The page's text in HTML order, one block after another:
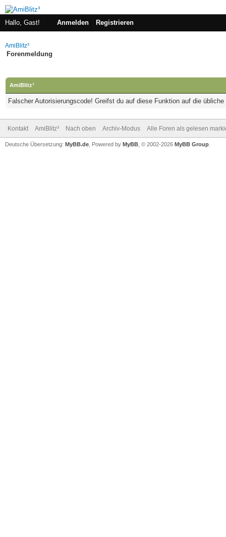
Hallo, Gast! Anmelden Registrieren
AmiBlitz³
Forenmeldung
AmiBlitz³
Falscher Autorisierungscode! Greifst du auf diese Funktion auf die
Kontakt AmiBlitz³ Nach oben Archiv-Modus Alle Foren als gelesen
Deutsche Übersetzung: MyBB.de , Powered by MyBB , © 2002-2026 MyBB Group